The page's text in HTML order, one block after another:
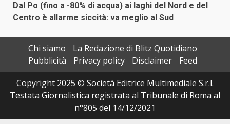
Dal Po (fino a -80% di acqua) ai laghi del Nord e del
Centro è allarme siccità: va meglio al Sud
Chi siamo
La Redazione di Blitz Quotidiano
Pubblicità
Privacy policy Disclaimer
Feed
Copyright 2025 © Società Editrice Multimediale S.r.l.
Testata Giornalistica registrata al Tribunale di Roma al
n°805 del 14/12/2021